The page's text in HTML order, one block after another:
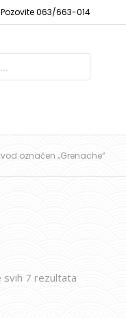
063/663-014
označen „Grenache“
svih 7 rezultata